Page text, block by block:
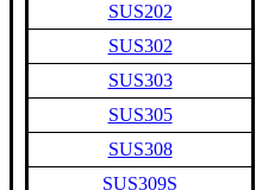
SUS202
SUS302
SUS303
SUS305
SUS308
SUS309S